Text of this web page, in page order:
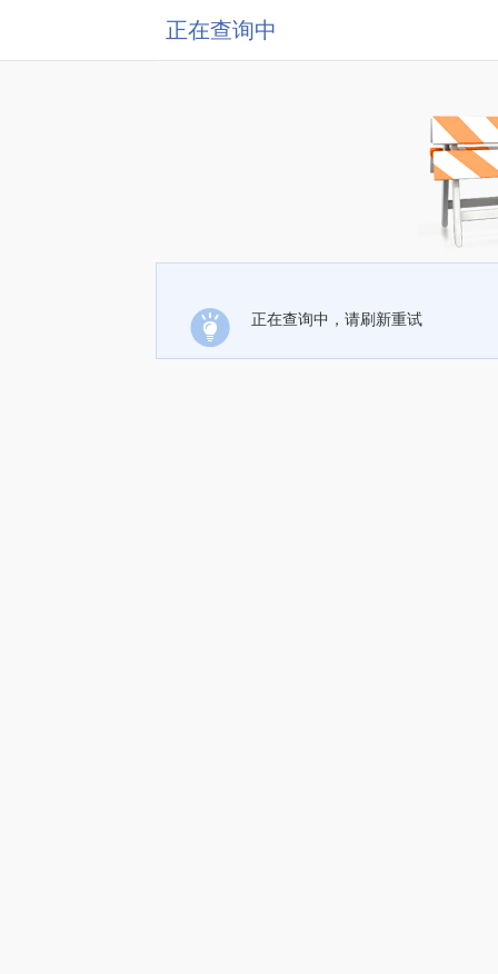
正在查询中
正在查询中，请刷新重试